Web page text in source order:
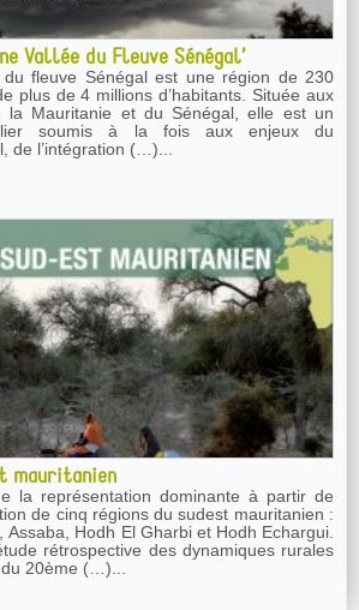
Vallée du Fleuve Sénégal’
fleuve Sénégal est une région de 230
plus de 4 millions d’habitants. Située aux
la Mauritanie et du Sénégal, elle est un
soumis à la fois aux enjeux du
de l’intégration (…)...
mauritanien
la représentation dominante à partir de
de cinq régions du sudest mauritanien :
Hodh El Gharbi et Hodh Echargui.
rétrospective des dynamiques rurales
20ème (…)...